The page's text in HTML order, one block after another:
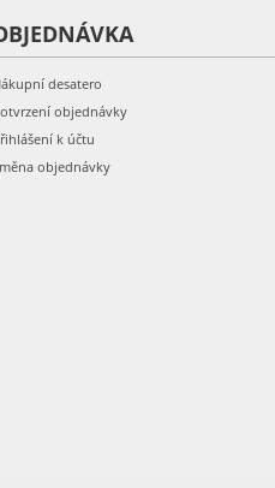
desatero
objednávky
k účtu
objednávky